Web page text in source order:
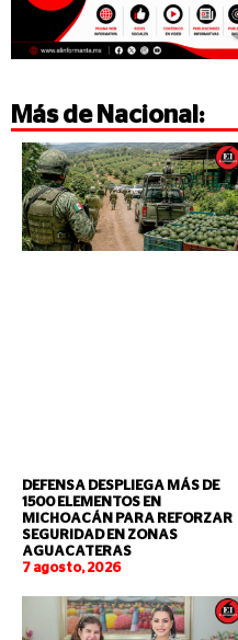
Más de Nacional :
DEFENSA DESPLIEGA MÁS DE
1500 ELEMENTOS EN
MICHOACÁN PARA REFORZAR
SEGURIDAD EN ZONAS
AGUACATERAS
7 agosto, 2026